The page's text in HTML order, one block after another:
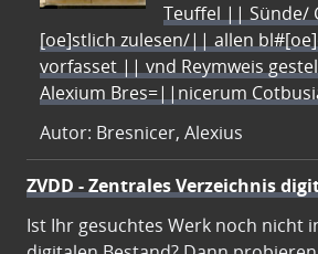
Teuffel || Sünde/
[oe]stlich zulesen/|| allen
vorfasset || vnd Reymweis
Alexium Bres=||nicerum
Autor: Bresnicer, Alexius
ZVDD - Zentrales Verzeichnis
Ist Ihr gesuchtes Werk noch nicht